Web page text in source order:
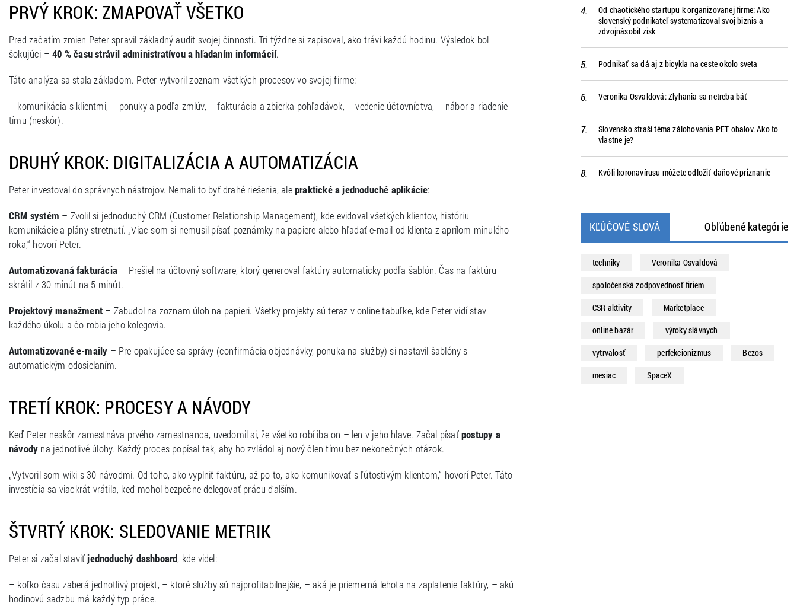
PRVÝ KROK: ZMAPOVAŤ VŠETKO
Pred začatím zmien Peter spravil základný audit svojej činnosti. Tri týždne si zapisoval, ako trávi každú hodinu. Výsledok bol
šokujúci –40 % času strávil administratívou a hľadaním informácií.
Táto analýza sa stala základom. Peter vytvoril zoznam všetkých procesov vo svojej firme:
– komunikácia s klientmi, – ponuky a podľa zmlúv, – fakturácia a zbierka pohľadávok, – vedenie účtovníctva, – nábor a riadenie
tímu (neskôr).
DRUHÝ KROK: DIGITALIZÁCIA A AUTOMATIZÁCIA
Peter investoval do správnych nástrojov. Nemali to byť drahé riešenia, alepraktické a jednoduché aplikácie:
CRM systém – Zvolil si jednoduchý CRM (Customer Relationship Management), kde evidoval všetkých klientov, históriu
komunikácie a plány stretnutí. „Viac som si nemusil písať poznámky na papiere alebo hľadať e-mail od klienta z aprílom minulého
roka,“ hovorí Peter.
Automatizovaná fakturácia – Prešiel na účtovný software, ktorý generoval faktúry automaticky podľa šablón. Čas na faktúru
skrátil z 30 minút na 5 minút.
Projektový manažment – Zabudol na zoznam úloh na papieri. Všetky projekty sú teraz v online tabuľke, kde Peter vidí stav
každého úkolu a čo robia jeho kolegovia.
Automatizované e-maily – Pre opakujúce sa správy (confirmácia objednávky, ponuka na služby) si nastavil šablóny s
automatickým odosielaním.
TRETÍ KROK: PROCESY A NÁVODY
Keď Peter neskôr zamestnáva prvého zamestnanca, uvedomil si, že všetko robí iba on – len v jeho hlave. Začal písaťpostupy a
návody na jednotlivé úlohy. Každý proces popísal tak, aby ho zvládol aj nový člen tímu bez nekonečných otázok.
„Vytvoril som wiki s 30 návodmi. Od toho, ako vyplniť faktúru, až po to, ako komunikovať s ľútostivým klientom,“ hovorí Peter. Táto
investícia sa viackrát vrátila, keď mohol bezpečne delegovať prácu ďalším.
ŠTVRTÝ KROK: SLEDOVANIE METRIK
Peter si začal staviťjednoduchý dashboard, kde videl:
– koľko času zaberá jednotlivý projekt, – ktoré služby sú najprofitabilnejšie, – aká je priemerná lehota na zaplatenie faktúry, – akú
hodinovú sadzbu má každý typ práce.
Od chaotického startupu k organizovanej firme: Ako
slovenský podnikateľ systematizoval svoj biznis a
zdvojnásobil zisk
Podnikať sa dá aj z bicykla na ceste okolo sveta
Veronika Osvaldová: Zlyhania sa netreba báť
Slovensko straší téma zálohovania PET obalov. Ako to
vlastne je?
Kvôli koronavírusu môžete odložiť daňové priznanie
KĽÚČOVÉ SLOVÁ Obľúbené kategórie
techniky
Veronika Osvaldová
spoločenská zodpovednosť firiem
CSR aktivity
Marketplace
online bazár
výroky slávnych
vytrvalosť
perfekcionizmus
Bezos
mesiac
SpaceX